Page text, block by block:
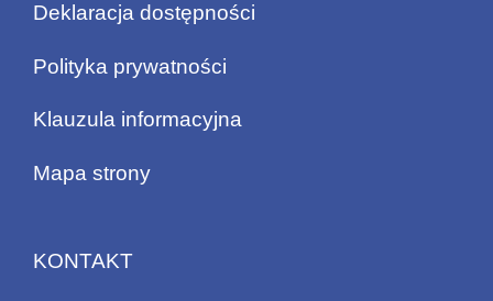
Deklaracja dostępności
Polityka prywatności
Klauzula informacyjna
Mapa strony
KONTAKT